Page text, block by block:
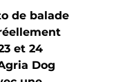
de balade
et 24
Dog